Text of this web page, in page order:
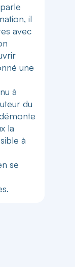
il
avec
une
à
du
la
à
se